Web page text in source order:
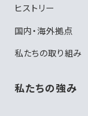
ヒストリー
国内・海外拠点
私たちの取り組み
私たちの強み